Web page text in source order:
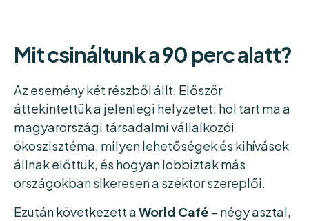
Mit csináltunk a 90 perc alatt?
Az esemény két részből állt. Először
áttekintettük a jelenlegi helyzetet: hol tart ma a
magyarországi társadalmi vállalkozói
ökoszisztéma, milyen lehetőségek és kihívások
állnak előttük, és hogyan lobbiztak más
országokban sikeresen a szektor szereplői.
Ezután következett aWorld Café – négy asztal,